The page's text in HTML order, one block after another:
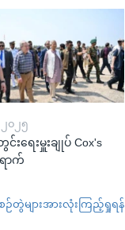
၀၂၅
ရေးမှူးချုပ် Cox's
ောက်
တွဲများအားလုံးကြည့်ရှုရန်